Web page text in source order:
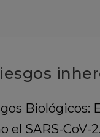
Biológicos:
el SARS-CoV-2.